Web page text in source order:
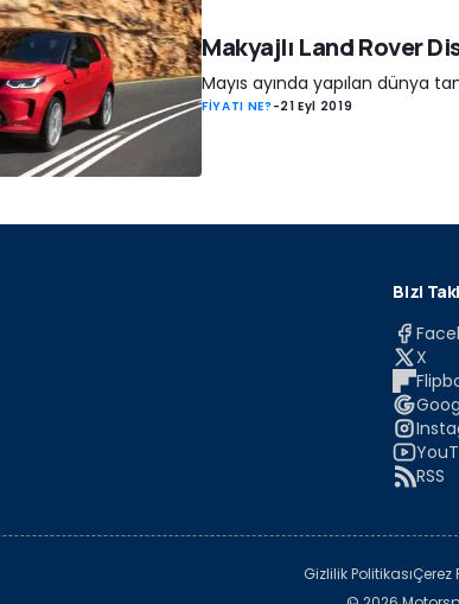
Makyajlı Land Rover
Mayıs ayında yapılan dünya
FİYATI NE? -21 Eyl 2019
Bizi
X
RSS
Gizlilik PolitikasıÇerez